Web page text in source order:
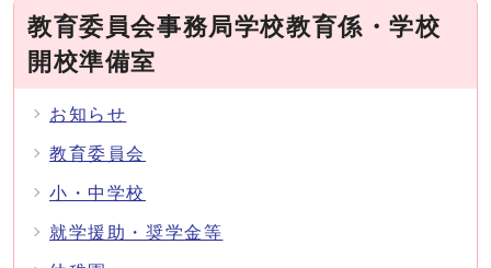
教育委員会事務局学校教育係・学校
開校準備室
お知らせ
教育委員会
小・中学校
就学援助・奨学金等